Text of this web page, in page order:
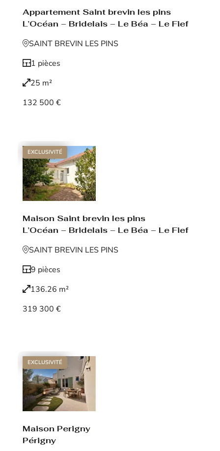
Appartement Saint brevin les pins
L’Océan – Bridelais – Le Béa – Le Fief
SAINT BREVIN LES PINS
1 pièces
25 m²
132 500 €
EXCLUSIVITÉ
Maison Saint brevin les pins
L’Océan – Bridelais – Le Béa – Le Fief
SAINT BREVIN LES PINS
9 pièces
136.26 m²
319 300 €
EXCLUSIVITÉ
Maison Perigny
Périgny